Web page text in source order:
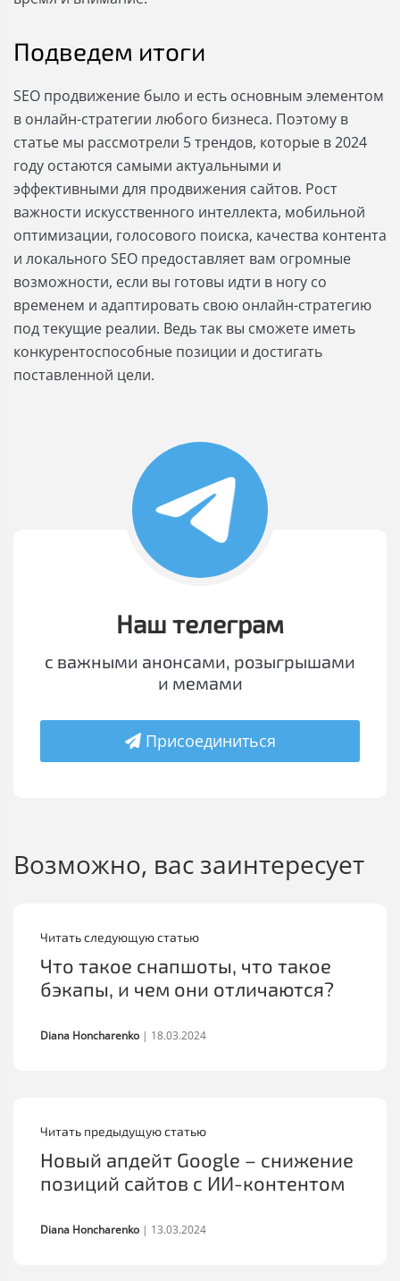
Подведем итоги
SEO продвижение было и есть основным элементом
в онлайн-стратегии любого бизнеса. Поэтому в
статье мы рассмотрели 5 трендов, которые в 2024
году остаются самыми актуальными и
эффективными для продвижения сайтов. Рост
важности искусственного интеллекта, мобильной
оптимизации, голосового поиска, качества контента
и локального SEO предоставляет вам огромные
возможности, если вы готовы идти в ногу со
временем и адаптировать свою онлайн-стратегию
под текущие реалии. Ведь так вы сможете иметь
конкурентоспособные позиции и достигать
поставленной цели.
Наш телеграм
с важными анонсами, розыгрышами
и мемами
Присоединиться
Возможно, вас заинтересует
Читать предыдущую статью
Новый апдейт Google – снижение
позиций сайтов с ИИ-контентом
Diana Honcharenko | 13.03.2024
Читать следующую статью
Что такое снапшоты, что такое
бэкапы, и чем они отличаются?
Diana Honcharenko | 18.03.2024